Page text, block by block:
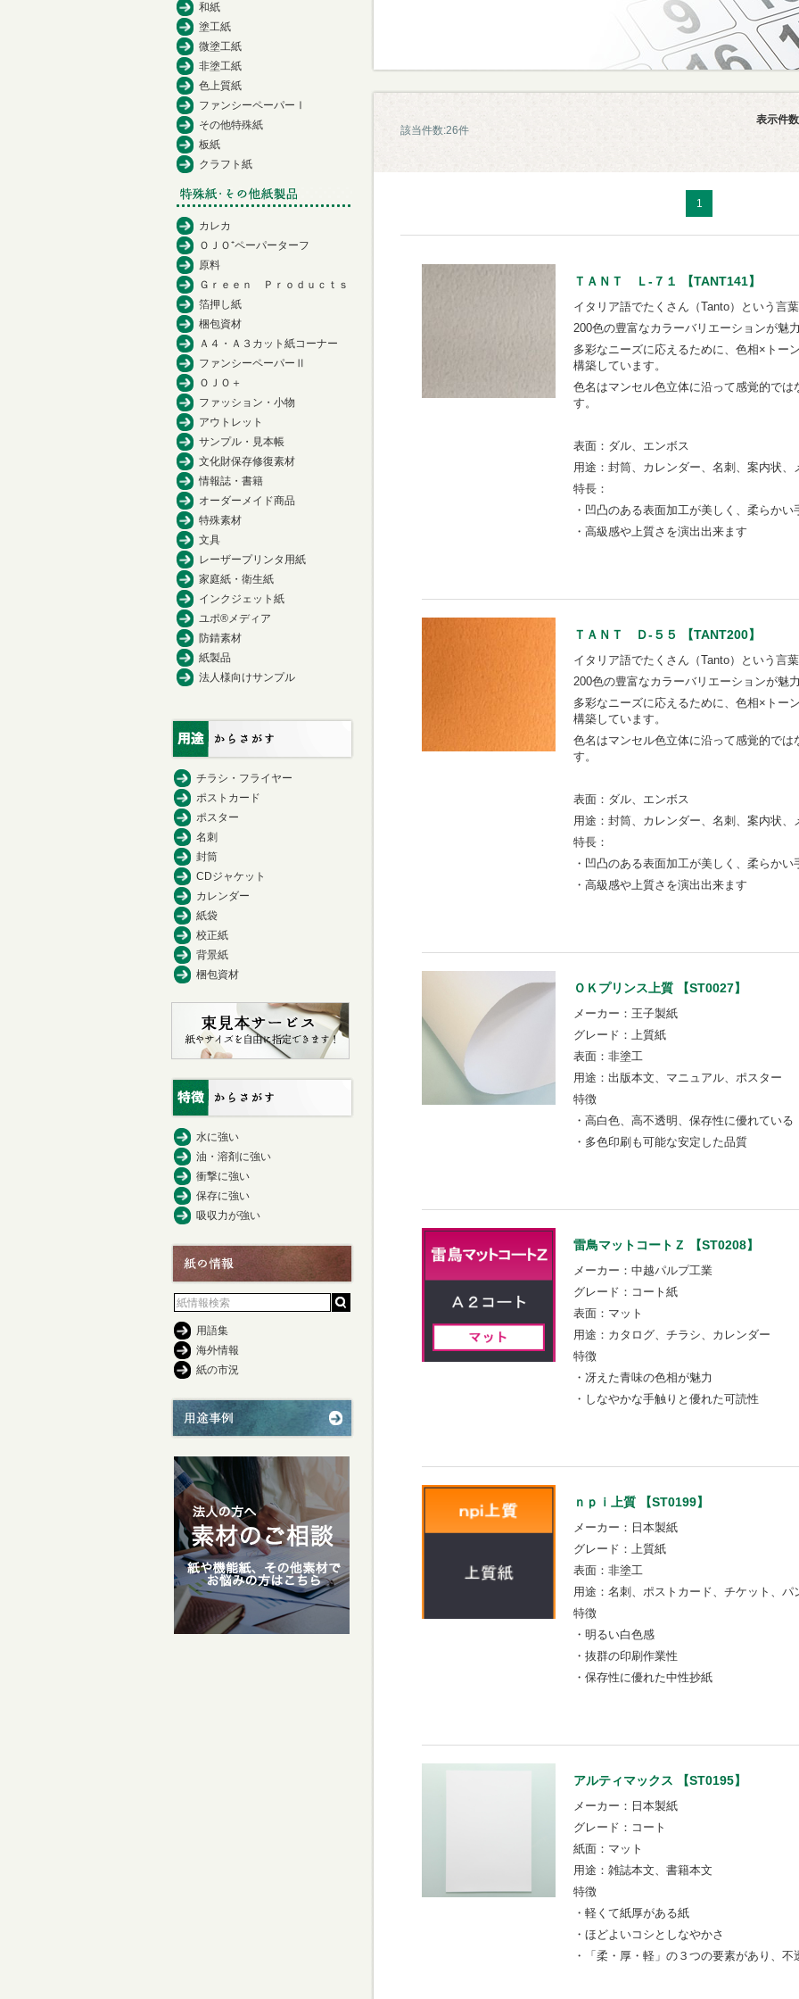
該当件数:26件
表示件
1
ＴＡＮＴ Ｌ-７１ 【TANT141】
イタリア語でたくさん（Tanto）という言
200色の豊富なカラーバリエーションが魅
多彩なニーズに応えるために、色相×トー
構築しています。
色名はマンセル色立体に沿って感覚的では
す。
表面：ダル、エンボス
用途：封筒、カレンダー、名刺、案内状、
特長：
・凹凸のある表面加工が美しく、柔らか
・高級感や上質さを演出出来ます
ＴＡＮＴ Ｄ-５５ 【TANT200】
イタリア語でたくさん（Tanto）という言
200色の豊富なカラーバリエーションが魅
多彩なニーズに応えるために、色相×トー
構築しています。
色名はマンセル色立体に沿って感覚的では
す。
表面：ダル、エンボス
用途：封筒、カレンダー、名刺、案内状、
特長：
・凹凸のある表面加工が美しく、柔らか
・高級感や上質さを演出出来ます
ＯＫプリンス上質 【ST0027】
メーカー：王子製紙
グレード：上質紙
表面：非塗工
用途：出版本文、マニュアル、ポスター
特徴
・高白色、高不透明、保存性に優れている
・多色印刷も可能な安定した品質
雷鳥マットコートＺ 【ST0208】
メーカー：中越パルプ工業
グレード：コート紙
表面：マット
用途：カタログ、チラシ、カレンダー
特徴
・冴えた青味の色相が魅力
・しなやかな手触りと優れた可読性
ｎｐｉ上質 【ST0199】
メーカー：日本製紙
グレード：上質紙
表面：非塗工
用途：名刺、ポストカード、チケット、パ
特徴
・明るい白色感
・抜群の印刷作業性
・保存性に優れた中性抄紙
アルティマックス 【ST0195】
メーカー：日本製紙
グレード：コート
紙面：マット
用途：雑誌本文、書籍本文
特徴
・軽くて紙厚がある紙
・ほどよいコシとしなやかさ
・「柔・厚・軽」の３つの要素があり、不
和紙
塗工紙
微塗工紙
非塗工紙
色上質紙
ファンシーペーパーⅠ
その他特殊紙
板紙
クラフト紙
カレカ
ＯＪＯ⁺ペーパーターフ
原料
Ｇｒｅｅｎ Ｐｒｏｄｕｃｔｓ
箔押し紙
梱包資材
Ａ４・Ａ３カット紙コーナー
ファンシーペーパーⅡ
ＯＪＯ＋
ファッション・小物
アウトレット
サンプル・見本帳
文化財保存修復素材
情報誌・書籍
オーダーメイド商品
特殊素材
文具
レーザープリンタ用紙
家庭紙・衛生紙
インクジェット紙
ユポ®メディア
防錆素材
紙製品
法人様向けサンプル
チラシ・フライヤー
ポストカード
ポスター
名刺
封筒
CDジャケット
カレンダー
紙袋
校正紙
背景紙
梱包資材
水に強い
油・溶剤に強い
衝撃に強い
保存に強い
吸収力が強い
用語集
海外情報
紙の市況